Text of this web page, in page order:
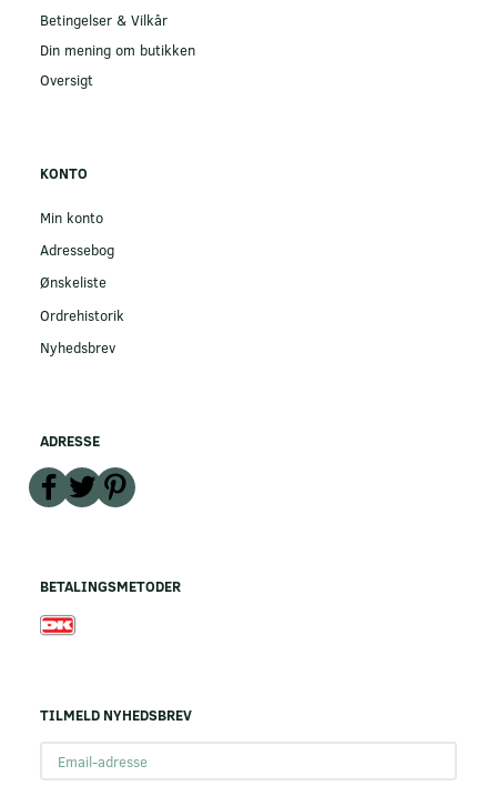
Betingelser & Vilkår
Din mening om butikken
Oversigt
KONTO
Min konto
Adressebog
Ønskeliste
Ordrehistorik
Nyhedsbrev
ADRESSE
BETALINGSMETODER
TILMELD NYHEDSBREV
adresse